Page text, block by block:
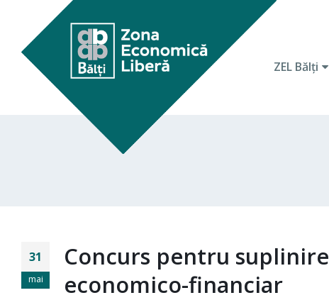
ZEL Bălţi
31
mai
Concurs pentru
economico-financiar